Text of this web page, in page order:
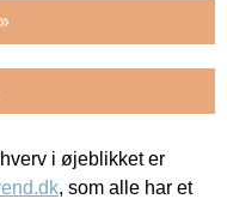
i øjeblikket er
, som alle har et